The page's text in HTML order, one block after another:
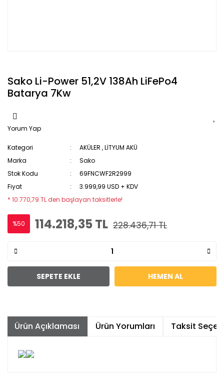
Sako Li-Power 51,2V 138Ah LiFePo4
Batarya 7Kw
Yorum Yap
Kategori AKÜLER ,LİTYUM AKÜ
Marka
Sako
Stok Kodu
69FNCWF2R2999
Fiyat
3.999,99 USD + KDV
* 10.770,79 TL den başlayan taksitlerle!
%50 114.218,35 TL 228.436,71 TL
SEPETE EKLE HEMEN AL
Ürün Açıklaması Ürün Yorumları Taksit